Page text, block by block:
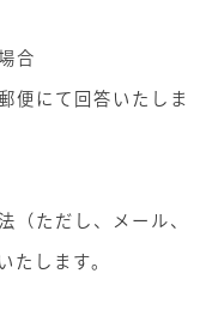
合
にて回答いたしま
ただし、メール、
たします。